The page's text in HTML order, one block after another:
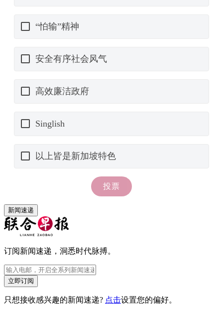
新闻速递
订阅新闻速递，洞悉时代脉搏。
立即订阅
只想接收感兴趣的新闻速递? 点击设置您的偏好。